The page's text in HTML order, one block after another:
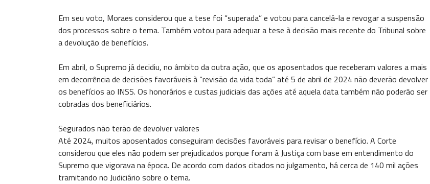
Em seu voto, Moraes considerou que a tese foi “superada” e votou para cancelá-la e revogar a suspensão
dos processos sobre o tema. Também votou para adequar a tese à decisão mais recente do Tribunal sobre
a devolução de benefícios.
Em abril, o Supremo já decidiu, no âmbito da outra ação, que os aposentados que receberam valores a mais
em decorrência de decisões favoráveis à “revisão da vida toda” até 5 de abril de 2024 não deverão devolver
os benefícios ao INSS. Os honorários e custas judiciais das ações até aquela data também não poderão ser
cobradas dos beneficiários.
Segurados não terão de devolver valores
Até 2024, muitos aposentados conseguiram decisões favoráveis para revisar o benefício. A Corte
considerou que eles não podem ser prejudicados porque foram à Justiça com base em entendimento do
Supremo que vigorava na época. De acordo com dados citados no julgamento, há cerca de 140 mil ações
tramitando no Judiciário sobre o tema.